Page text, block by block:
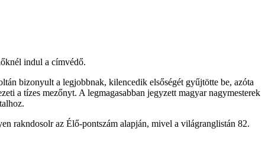
indul a címvédő.
bizonyult a legjobbnak, kilencedik elsőségét gyűjtötte be, azóta
a tízes mezőnyt. A legmagasabban jegyzett magyar nagymesterek
rakndosolr az Élő-pontszám alapján, mivel a világranglistán 82.